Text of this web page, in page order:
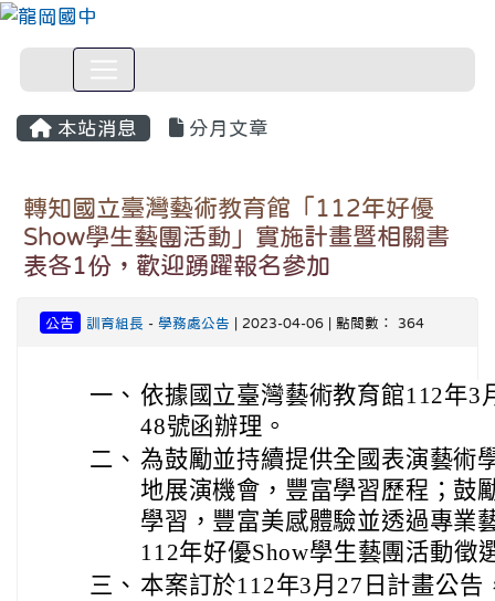
本站消息 分月文章
轉知國立臺灣藝術教育館「112年好優
Show學生藝團活動」實施計畫暨相關書
表各1份，歡迎踴躍報名參加
公告 訓育組長 - 學務處公告 | 2023-04-06 | 點閱數： 364
一、 依據國立臺灣藝術教育館112年3
48號函辦理。
二、 為鼓勵並持續提供全國表演藝術
地展演機會，豐富學習歷程；鼓
學習，豐富美感體驗並透過專業
112年好優Show學生藝團活動徵
三、 本案訂於112年3月27日計畫公